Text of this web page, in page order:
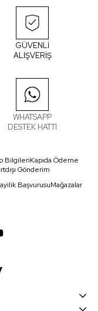
GÜVENLİ
ALIŞVERİŞ
WHATSAPP
DESTEK HATTI
BilgileriKapıda Ödeme
Gönderim
BaşvurusuMağazalar